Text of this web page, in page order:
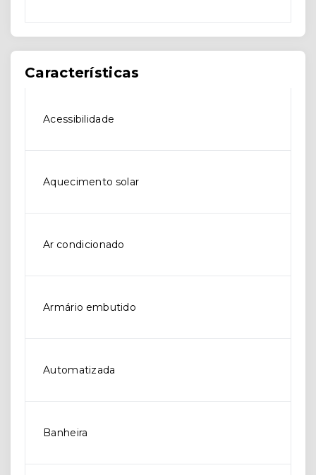
Características
Acessibilidade
Aquecimento solar
Ar condicionado
Armário embutido
Automatizada
Banheira